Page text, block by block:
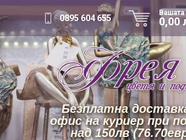
0895 604 655 0,00
Безплатна
офис на куриер при
над 150лв